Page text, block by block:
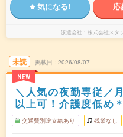
気になる! 応
派遣会社 株式会社スタ
未読
NEW
掲載日 2026/08/07
＼人気の夜勤専従／
以上可！介護度低め
交通費別途支給あり 残業なし